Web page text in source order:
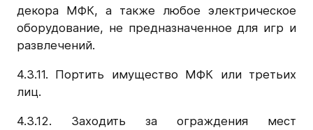
декора МФК, а также любое электрическое
оборудование, не предназначенное для игр и
развлечений.
4.3.11. Портить имущество МФК или третьих
лиц.
4.3.12. Заходить за ограждения мест